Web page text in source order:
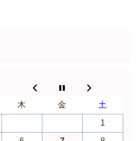
木 金
土
1